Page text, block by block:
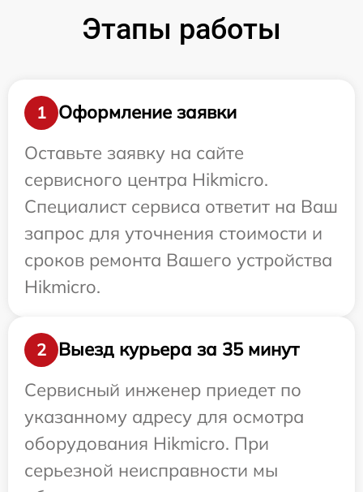
Этапы работы
1
Оформление заявки
Оставьте заявку на сайте
сервисного центра Hikmicro.
Специалист сервиса ответит на Ваш
запрос для уточнения стоимости и
сроков ремонта Вашего устройства
Hikmicro.
2
Выезд курьера за 35 минут
Сервисный инженер приедет по
указанному адресу для осмотра
оборудования Hikmicro. При
серьезной неисправности мы